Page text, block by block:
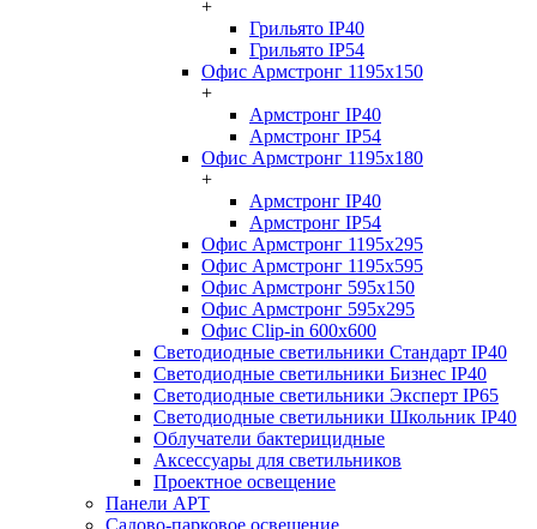
+
Грильято IP40
Грильято IP54
Офис Армстронг 1195x150
+
Армстронг IP40
Армстронг IP54
Офис Армстронг 1195x180
+
Армстронг IP40
Армстронг IP54
Офис Армстронг 1195x295
Офис Армстронг 1195x595
Офис Армстронг 595x150
Офис Армстронг 595x295
Офис Clip-in 600x600
Светодиодные светильники Стандарт IP40
Светодиодные светильники Бизнес IP40
Светодиодные светильники Эксперт IP65
Светодиодные светильники Школьник IP40
Облучатели бактерицидные
Аксессуары для светильников
Проектное освещение
Панели АРТ
Садово-парковое освещение